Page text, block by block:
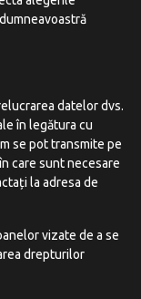
datelor dvs.
în legătura cu
se pot transmite pe
care sunt necesare
la adresa de
vizate de a se
drepturilor